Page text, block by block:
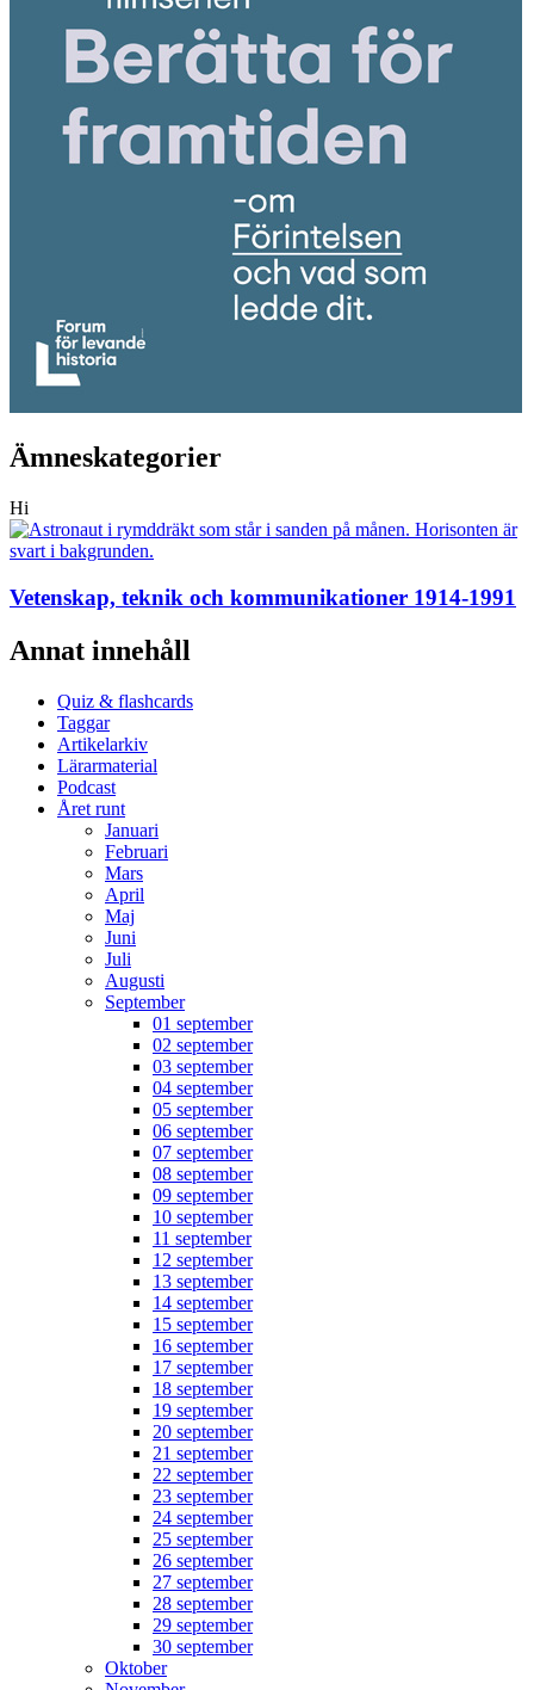
Ämneskategorier
Hi
Vetenskap, teknik och kommunikationer 1914-1991
Annat innehåll
Quiz & flashcards
Taggar
Artikelarkiv
Lärarmaterial
Podcast
Året runt
Januari
Februari
Mars
April
Maj
Juni
Juli
Augusti
September
01 september
02 september
03 september
04 september
05 september
06 september
07 september
08 september
09 september
10 september
11 september
12 september
13 september
14 september
15 september
16 september
17 september
18 september
19 september
20 september
21 september
22 september
23 september
24 september
25 september
26 september
27 september
28 september
29 september
30 september
Oktober